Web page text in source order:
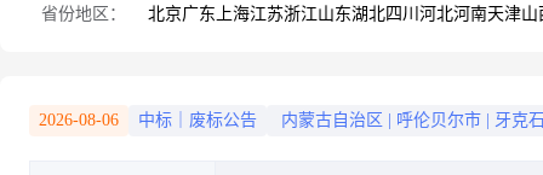
省份地区： 北京广东 上海江苏浙江山东湖北四川 河北河南天津山
2026-08-06 中标｜废标公告 内蒙古自治区 呼伦贝尔市 牙克